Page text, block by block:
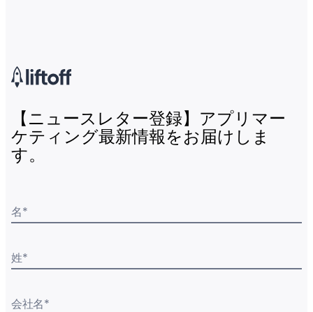
【ニュースレター登録】アプリマー
ケティング最新情報をお届けしま
す。
名*
姓*
会社名*